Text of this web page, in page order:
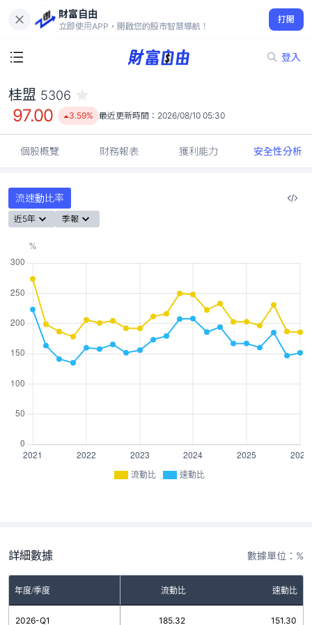
財富自由
立即使用APP，開啟您的股市智慧導航！
打開
登入
97.00
3.59%
桂盟 5306
97.00 3.59% 最近更新時間： 2026/08/10 05:30
個股概覽 財務報表 獲利能力 安全性分析
流速動比率
近5年 季報
流動比 速動比
詳細數據 數據單位：%
年度/季度 流動比 速動比
2026-Q1 185.32 151.30